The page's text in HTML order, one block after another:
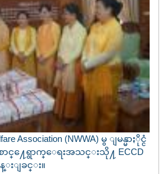
Association (NWWA) မွ ျမန္မာႏိုင္ငံ
႔ေရွာက္ေရးအသင္းသို႔ ECCD
န္းျခင္း။